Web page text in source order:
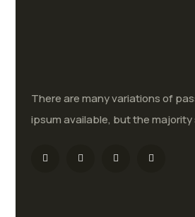
There are many variations of
ipsum available, but the majority